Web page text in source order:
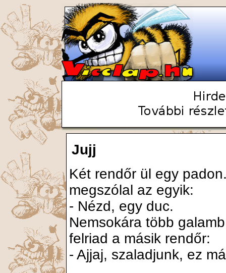
Jujj
Két rendőr ül egy
megszólal az egyik:
- Nézd, egy duc.
Nemsokára több
felriad a másik rendőr:
- Ajjaj, szaladjunk, ez